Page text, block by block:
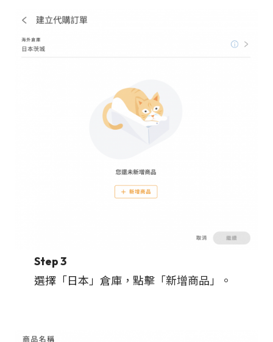
Step 3
選擇「日本」倉庫，點擊「新增商品」。